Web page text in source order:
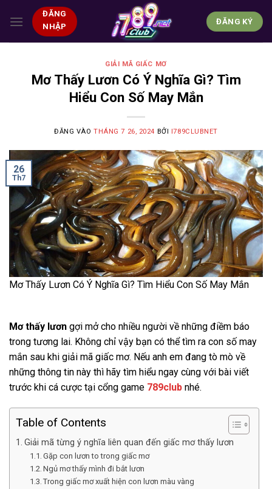
qua
ĐĂNG
NHẬP
ĐĂNG KÝ
GIẢI MÃ GIẤC MƠ
Mơ Thấy Lươn Có Ý Nghĩa Gì? Tìm
Hiểu Con Số May Mắn
ĐĂNG VÀOTHÁNG 7 26, 2024 BỞI I789CLUBNET
Mơ Thấy Lươn Có Ý Nghĩa Gì? Tìm Hiểu Con Số May Mắn
26
Th7
Mơ thấy lươn gợi mở cho nhiều người về những điềm báo
trong tương lai. Không chỉ vậy bạn có thể tìm ra con số may
mắn sau khi giải mã giấc mơ. Nếu anh em đang tò mò về
những thông tin này thì hãy tìm hiểu ngay cùng với bài viết
trước khi cá cược tại cổng game 789club nhé.
Table of Contents
Giải mã từng ý nghĩa liên quan đến giấc mơ thấy lươn
Gặp con lươn to trong giấc mơ
Ngủ mơ thấy mình đi bắt lươn
Trong giấc mơ xuất hiện con lươn màu vàng